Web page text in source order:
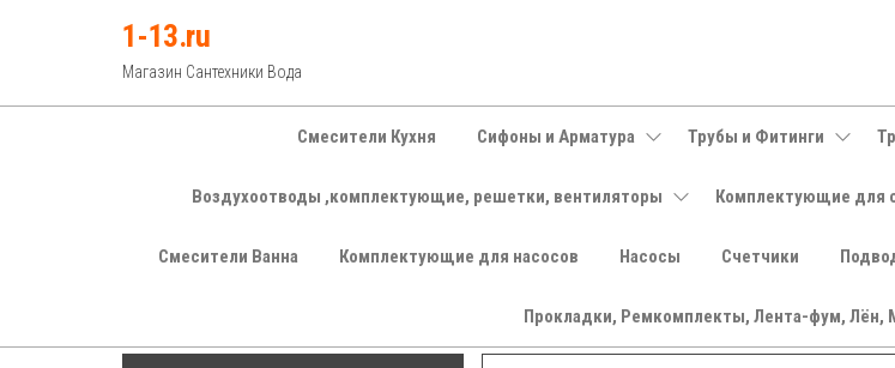
1-13.ru
Магазин Сантехники Вода
Смесители Кухня Сифоны и Арматура Трубы и Фитинги
Воздухоотводы ,комплектующие, решетки, вентиляторы Комплектующие для
Смесители Ванна Комплектующие для насосов Насосы Счетчики
Прокладки, Ремкомплекты, Лента-фум, Лён,